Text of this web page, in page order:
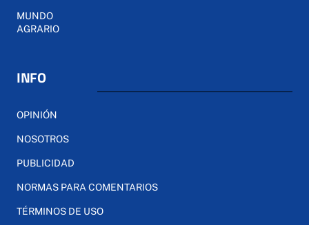
MUNDO
AGRARIO
INFO
OPINIÓN
NOSOTROS
PUBLICIDAD
NORMAS PARA COMENTARIOS
TÉRMINOS DE USO